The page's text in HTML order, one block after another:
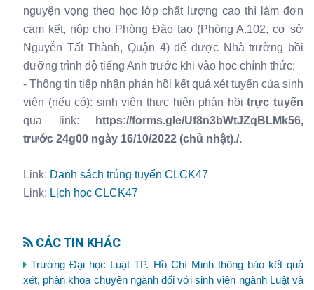
nguyện vọng theo học lớp chất lượng cao thì làm đơn
cam kết, nộp cho Phòng Đào tạo (Phòng A.102, cơ sở
Nguyễn Tất Thành, Quận 4) để được Nhà trường bồi
dưỡng trình độ tiếng Anh trước khi vào học chính thức;
- Thông tin tiếp nhận phản hồi kết quả xét tuyển của sinh
viên (nếu có): sinh viên thực hiện phản hồitrực tuyến
qua link: https://forms.gle/Uf8n3bWtJZqBLMk56,
trước 24g00 ngày 16/10/2022 (chủ nhật)./.
Link: Danh sách trúng tuyển CLCK47
Link: Lịch học CLCK47
CÁC TIN KHÁC
Trường Đại học Luật TP. Hồ Chí Minh thông báo kết quả
xét, phân khoa chuyên ngành đối với sinh viên ngành Luật và